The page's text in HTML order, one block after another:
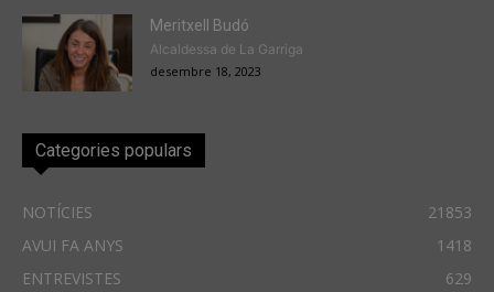
Meritxell Budó
Alcaldessa de La Garriga
desembre 18, 2023
Categories populars
NOTÍCIES
21853
AVUI FA ANYS
1418
ENTREVISTES
629